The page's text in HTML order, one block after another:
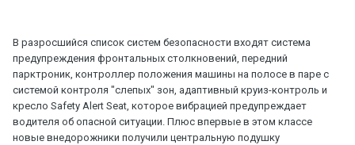
В разросшийся список систем безопасности входят система
предупреждения фронтальных столкновений, передний
парктроник, контроллер положения машины на полосе в паре с
системой контроля "слепых" зон, адаптивный круиз-контроль и
кресло Safety Alert Seat, которое вибрацией предупреждает
водителя об опасной ситуации. Плюс впервые в этом классе
новые внедорожники получили центральную подушку